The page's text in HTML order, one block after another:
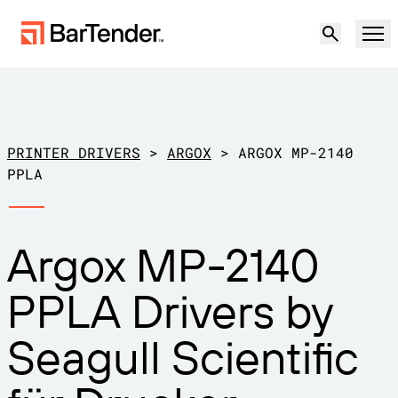
ETIKETTIERUNG, MARKIERUNG UND CODIERUNG
ETIKETTIERFUNKTIONEN
Gestalten
Lösungen
Produktion
Lager
Einzelhandel
Transport und Logistik
Druckertreiber herunterladen
Support-Pläne
Partner
Support
Support-Center
Kostenlos
Vertrieb
PRINTER DRIVERS > ARGOX > ARGOX MP-2140
PPLA
Argox MP-2140
PPLA Drivers by
Seagull Scientific